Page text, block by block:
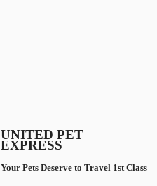
UNITED PET
EXPRESS
Your Pets Deserve to Travel 1st Class